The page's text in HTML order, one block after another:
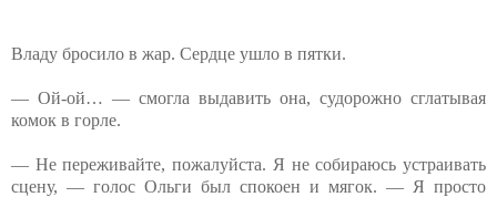
Владу бросило в жар. Сердце ушло в пятки.
— Ой-ой… — смогла выдавить она, судорожно сглатывая
комок в горле.
— Не переживайте, пожалуйста. Я не собираюсь устраивать
сцену, — голос Ольги был спокоен и мягок. — Я просто